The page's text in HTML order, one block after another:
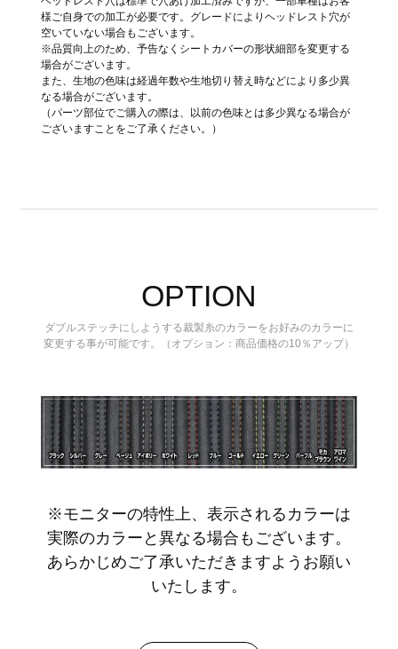
様ご自身での加工が必要です。グレードによりヘッドレスト穴が
空いていない場合もございます。
※品質向上のため、予告なくシートカバーの形状細部を変更する
場合がございます。
また、生地の色味は経過年数や生地切り替え時などにより多少異
なる場合がございます。
（パーツ部位でご購入の際は、以前の色味とは多少異なる場合が
ございますことをご了承ください。）
OPTION
ダブルステッチにしようする裁製糸のカラーをお好みのカラーに
変更する事が可能です。（オプション：商品価格の10％アップ）
※モニターの特性上、表示されるカラーは
実際のカラーと異なる場合もございます。
あらかじめご了承いただきますようお願い
いたします。